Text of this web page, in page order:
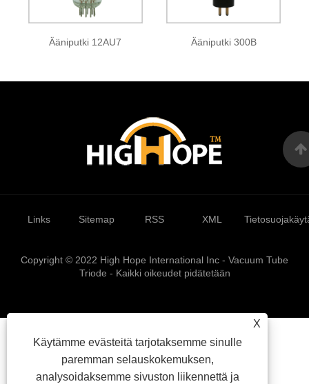
Ääniputki 12AU7 Ääniputki 300B
X
Käytämme evästeitä tarjotaksemme sinulle
paremman selauskokemuksen,
analysoidaksemme sivuston liikennettä ja
Links Sitemap RSS XML
Copyright © 2022 High Hope International Inc - Vacuum Tube
Triode - Kaikki oikeudet pidätetään